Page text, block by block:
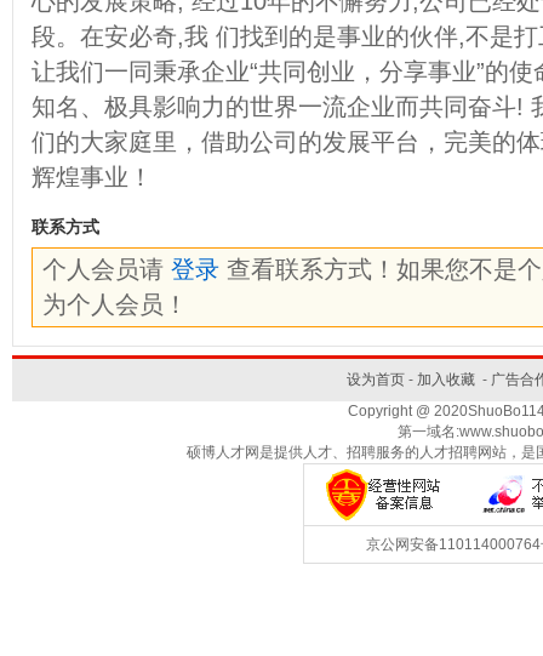
段。在安必奇,我 们找到的是事业的伙伴,不是
让我们一同秉承企业“共同创业，分享事业”的
知名、极具影响力的世界一流企业而共同奋斗!
们的大家庭里，借助公司的发展平台，完美的
辉煌事业！
联系方式
个人会员请 登录 查看联系方式！如果您不是
为个人会员！
设为首页- 加入收藏- 广告合
Copyright @
第一域名
硕博人才网是提供人才、招聘服务的人才招聘网站，
京公网安备